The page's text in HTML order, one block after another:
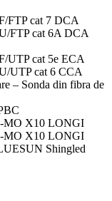
FTP cat 7 DCA
FTP cat 6A DCA
UTP cat 5e ECA
UTP cat 6 CCA
– Sonda din fibra de
MO X10 LONGI
MO X10 LONGI
Shingled